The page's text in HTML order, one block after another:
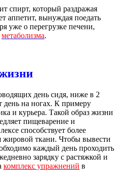
спирт, который раздражая
аппетит, вынуждая поедать
уже о перегрузке печени,
метаболизма.
день сидя, ниже в 2
день на ногах. К примеру
и курьера. Такой образ жизни
пищеварение и
способствует более
жировой ткани. Чтобы вывести
каждый день проходить
зарядку с растяжкой и
комплекс упражнений в